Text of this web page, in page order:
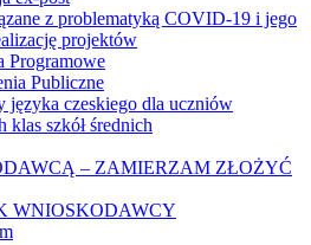
z problematyką COVID-19 i jego
projektów
Programowe
Publiczne
języka czeskiego dla uczniów
klas szkół średnich
– ZAMIERZAM ZŁOŻYĆ
WNIOSKODAWCY